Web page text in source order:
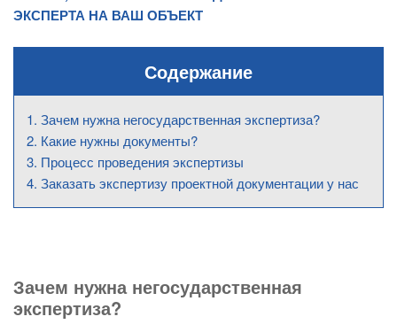
ЭКСПЕРТА НА ВАШ ОБЪЕКТ
Содержание
Зачем нужна негосударственная экспертиза?
Какие нужны документы?
Процесс проведения экспертизы
Заказать экспертизу проектной документации у нас
Зачем нужна негосударственная
экспертиза?